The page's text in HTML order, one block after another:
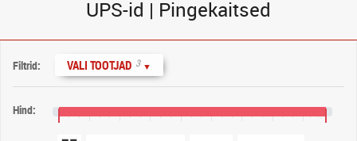
UPS-id | Pingekaitsed
Filtrid: VALI TOOTJAD 3 ▼
Hind:
Järjestus Tooteid lehelSaadavus